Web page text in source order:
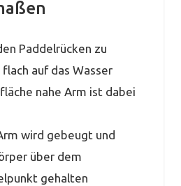
Paddelrücken zu
auf das Wasser
nahe Arm ist dabei
wird gebeugt und
über dem
gehalten